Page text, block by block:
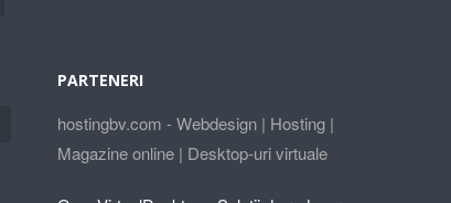
PARTENERI
hostingbv.com - Webdesign | Hosting |
Magazine online | Desktop-uri virtuale